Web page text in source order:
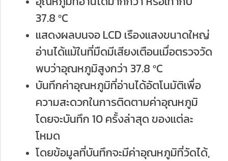
37.8 ºC
แสดงผลบนจอ LCD เรืองแสงขนาดใหญ่
อ่านได้แม้ในที่มืดมีเสียงเตือนเมื่อตรวจวัด
พบว่าอุณหภูมิสูงกว่า 37.8 ºC
บันทึกค่าอุณหภูมิที่อ่านได้อัตโนมัติเพื่อ
ความสะดวกในการติดตามค่าอุณหภูมิ
โดยจะบันทึก 10 ครั้งล่าสุด ของแต่ละ
โหมด
โดยข้อมูลที่บันทึกจะมีค่าอุณหภูมิที่วัดได้,